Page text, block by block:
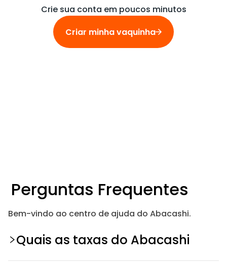
Crie sua conta em poucos minutos
Criar minha vaquinha
Perguntas Frequentes
Bem-vindo ao centro de ajuda do Abacashi.
Quais as taxas do Abacashi